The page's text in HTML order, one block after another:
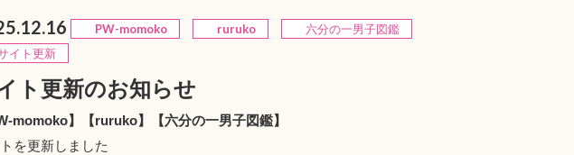
PW-momoko ruruko
六分の一男子図鑑
イト更新
ト更新のお知らせ
momoko】【ruruko】【六分の一男子図鑑】
を更新しました